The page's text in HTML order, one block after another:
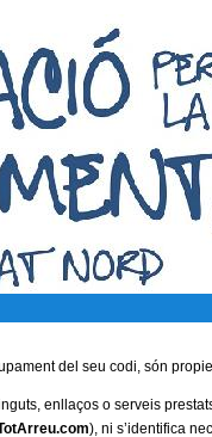
del seu codi, són
enllaços o serveis
), ni s’identifica